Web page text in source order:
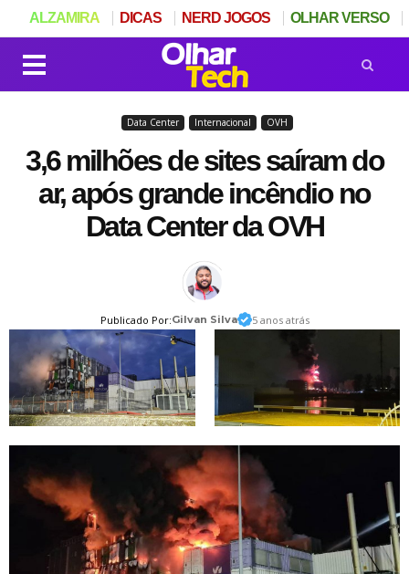
Data Center Internacional OVH
3,6 milhões de sites saíram do
ar, após grande incêndio no
Data Center da OVH
Publicado Por:Gilvan Silva 5 anos atrás
ALZAMIRA DICAS NERD JOGOS OLHAR VERSO